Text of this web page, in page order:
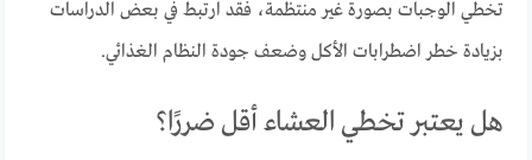
تخطي الوجبات بصورة غير منتظمة، فقد ارتبط في بعض الدراسات
بزيادة خطر اضطرابات الأكل وضعف جودة النظام الغذائي.
هل يعتبر تخطي العشاء أقل ضررًا؟